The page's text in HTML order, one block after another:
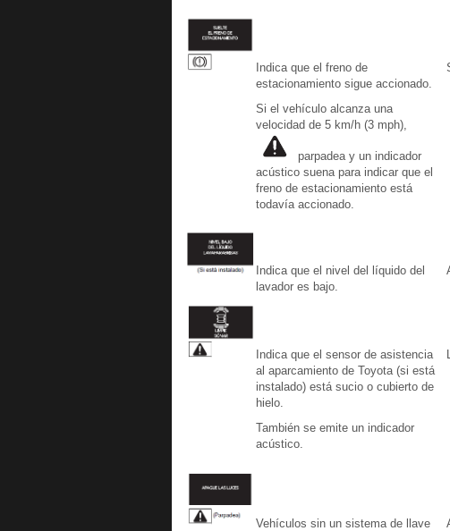
Indica que el freno de
estacionamiento sigue accionado.
Si el vehículo alcanza una
velocidad de 5 km/h (3 mph),
parpadea y un indicador
acústico suena para indicar que el
freno de estacionamiento está
todavía accionado.
Indica que el nivel del líquido del
lavador es bajo.
Indica que el sensor de asistencia
al aparcamiento de Toyota (si está
instalado) está sucio o cubierto de
hielo.
También se emite un indicador
acústico.
Vehículos sin un sistema de llave